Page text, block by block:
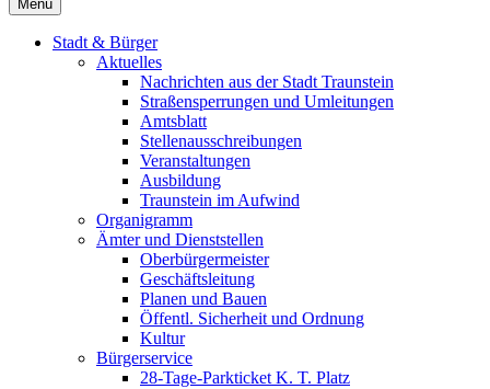
Menü
Stadt & Bürger
Aktuelles
Nachrichten aus der Stadt Traunstein
Straßensperrungen und Umleitungen
Amtsblatt
Stellenausschreibungen
Veranstaltungen
Ausbildung
Traunstein im Aufwind
Organigramm
Ämter und Dienststellen
Oberbürgermeister
Geschäftsleitung
Planen und Bauen
Öffentl. Sicherheit und Ordnung
Kultur
Bürgerservice
28-Tage-Parkticket K. T. Platz